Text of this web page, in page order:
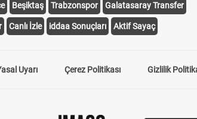
Beşiktaş Trabzonspor Galatasaray Transfer
Canlı İzle iddaa Sonuçları Aktif Sayaç
Uyarı Çerez Politikası Gizlilik